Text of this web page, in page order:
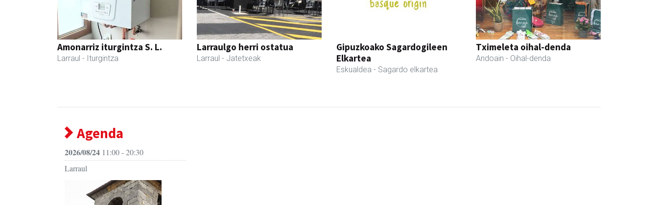
Amonarriz iturgintza S. L.
Larraul - Iturgintza
Larraulgo herri ostatua
Larraul - Jatetxeak
Gipuzkoako Sagardogileen
Elkartea
Eskualdea - Sagardo elkartea
Tximeleta oihal-denda
Andoain - Oihal-denda
Agenda
2026/08/24 11:00 - 20:30
Larraul